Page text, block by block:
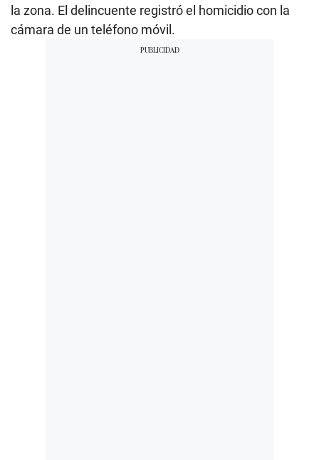
la zona. El delincuente registró el homicidio con la
cámara de un teléfono móvil.